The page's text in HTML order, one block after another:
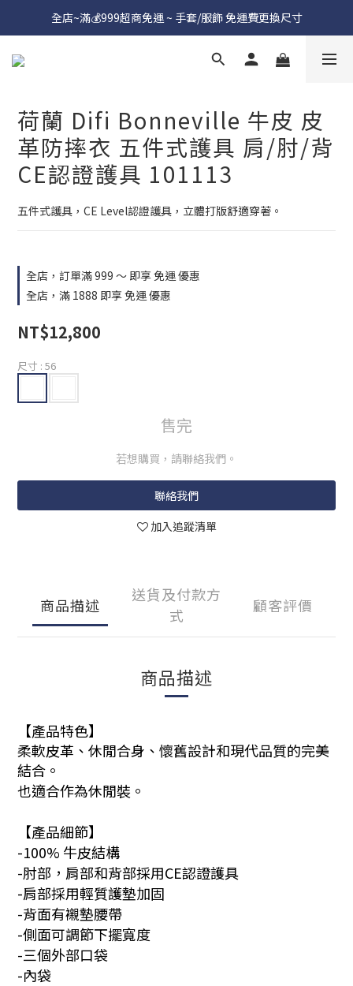
全店~滿💰999超商免運 ~ 手套/服飾 免運費更換尺寸
荷蘭 Difi Bonneville 牛皮 皮
革防摔衣 五件式護具 肩/肘/背
CE認證護具 101113
五件式護具，CE Level認證護具，立體打版舒適穿著。
全店，訂單滿 999 ～ 即享 免運 優惠
全店，滿 1888 即享 免運 優惠
NT$12,800
尺寸 : 56
售完
若想購買，請聯絡我們。
聯絡我們
加入追蹤清單
商品描述
送貨及付款方
式
顧客評價
商品描述
【產品特色】
柔軟皮革、休閒合身、懷舊設計和現代品質的完美
結合。
也適合作為休閒裝。
【產品細節】
-100% 牛皮結構
-肘部，肩部和背部採用CE認證護具
-肩部採用輕質護墊加固
-背面有襯墊腰帶
-側面可調節下擺寬度
-三個外部口袋
-內袋